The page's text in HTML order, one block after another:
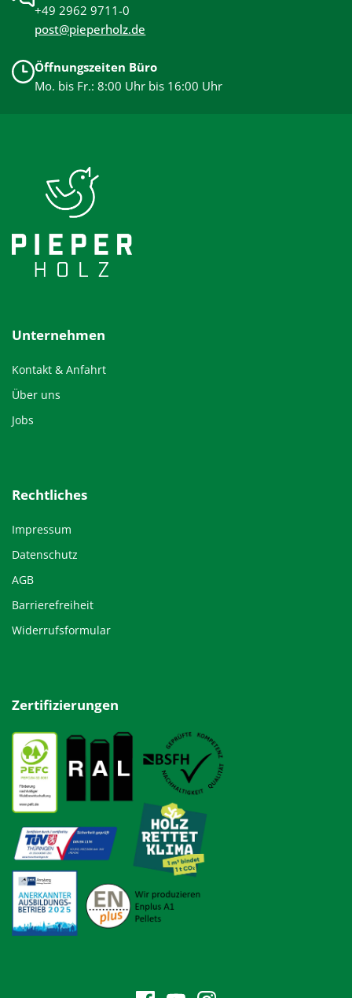
+49 2962 9711-0
post@pieperholz.de
Öffnungszeiten Büro
Mo. bis Fr.: 8:00 Uhr bis 16:00 Uhr
Unternehmen
Kontakt & Anfahrt
Über uns
Jobs
Rechtliches
Impressum
Datenschutz
AGB
Barrierefreiheit
Widerrufsformular
Zertifizierungen